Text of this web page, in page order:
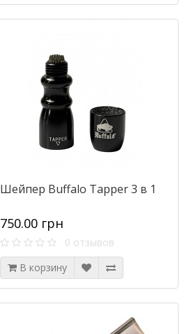
Шейпер Buffalo Tapper 3 в 1
750.00 грн
0 отзывов
В корзину